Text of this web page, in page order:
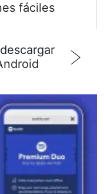
fáciles